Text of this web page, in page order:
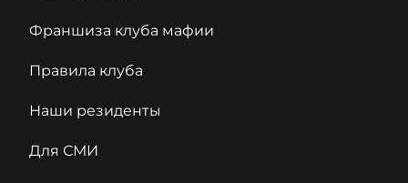
Франшиза клуба мафии
Правила клуба
Наши резиденты
Для СМИ